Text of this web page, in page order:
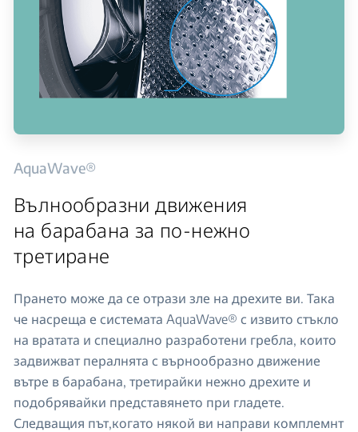
AquaWave®
Вълнообразни движения
на барабана за по-нежно
третиране
Прането може да се отрази зле на дрехите ви. Така
че насреща е системата AquaWave® с извито стъкло
на вратата и специално разработени гребла, които
задвижват пералнята с върнообразно движение
вътре в барабана, третирайки нежно дрехите и
подобрявайки представянето при гладете.
Следващия път,когато някой ви направи комплемнт